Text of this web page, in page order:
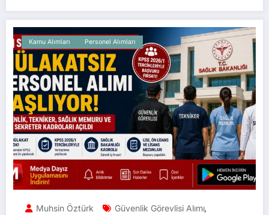
Kamu Alımları Personel Alımları
Muhsin Öztürk Güvenlik Görevlisi Alımı,